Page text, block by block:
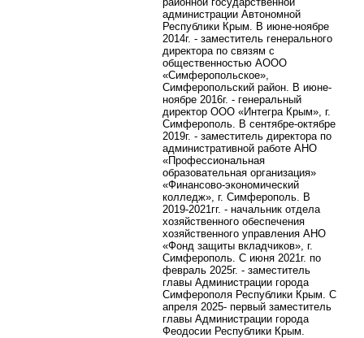
администрации Автономной
Республики Крым. В июне-ноябре
2014г. - заместитель генерального
директора по связям с
общественностью АООО
«Симферопольское»,
Симферопольский район. В июне-
ноябре 2016г. - генеральный
директор ООО «Интегра Крым», г.
Симферополь. В сентябре-октябре
2019г. - заместитель директора по
административной работе АНО
«Профессиональная
образовательная организация»
«Финансово-экономический
колледж», г. Симферополь. В
2019-2021гг. - начальник отдела
хозяйственного обеспечения
хозяйственного управления АНО
«Фонд защиты вкладчиков», г.
Симферополь. С июня 2021г. по
февраль 2025г. - заместитель
главы Администрации города
Симферополя Республики Крым. С
апреля 2025- первый заместитель
главы Администрации города
Феодосии Республики Крым.